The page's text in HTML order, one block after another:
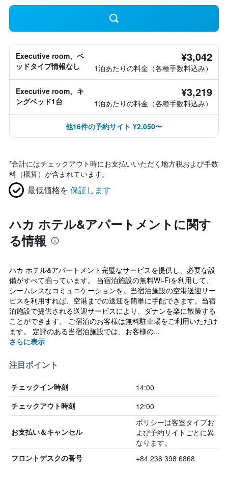
Executive room、ベ
ッドタイプ情報なし
¥3,042
1泊あたりの料金（各種手数料込み）
Executive room、キ
ングベッド1台
¥3,219
1泊あたりの料金（各種手数料込み）
他16件の予約サイト ¥2,050〜
*合計にはチェックアウト時にお支払いいただく地方税および手数
料（概算）が含まれています。
最低価格を 保証します
ハカ ホテル&アパートメントに関す
る情報
ハカ ホテル&アパートメント完璧なサービスを提供し、必要な設
備がすべて揃っています。 当宿泊施設の無料Wi-Fiを利用して、
シームレスなコミュニケーションを。当宿泊施設の空港送迎サー
ビスを利用すれば、空港までの送迎を簡単に手配できます。当宿
泊施設で提供される送迎サービスにより、ダナンを楽に散策する
ことができます。 ご宿泊のお客様は無料駐車場をご利用いただけ
ます。 定評のある当宿泊施設では、お客様の...
さらに表示
注目ポイント
チェックイン時刻 14:00
チェックアウト時刻 12:00
お支払い＆キャンセル
ポリシーは客室タイプお
よび予約サイトごとに異
なります。
フロントデスクの番号 +84 236 398 6868